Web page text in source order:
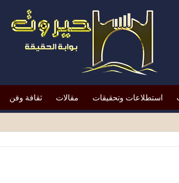
استطلاعات وتحقيقات مقالات ثقافة وفن
صلاة الجمعة .. والأسرة تطالب بالعدالة